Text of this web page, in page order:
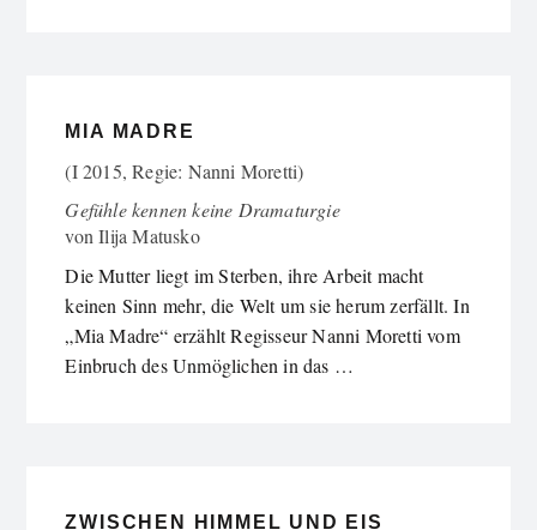
MIA MADRE
(I 2015, Regie: Nanni Moretti)
Gefühle kennen keine Dramaturgie
vonIlija Matusko
Die Mutter liegt im Sterben, ihre Arbeit macht
keinen Sinn mehr, die Welt um sie herum zerfällt. In
„Mia Madre“ erzählt Regisseur Nanni Moretti vom
Einbruch des Unmöglichen in das …
ZWISCHEN HIMMEL UND EIS